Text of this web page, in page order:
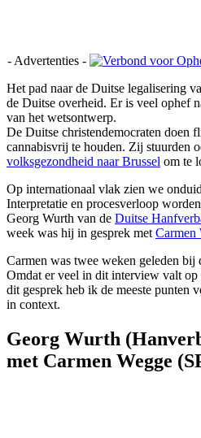
- Advertenties -
Het pad naar de Duitse legalisering
de Duitse overheid. Er is veel ophef
van het wetsontwerp.
De Duitse christendemocraten doen
cannabisvrij te houden. Zij stuurden
volksgezondheid naar Brussel om te
Op internationaal vlak zien we
Interpretatie en procesverloop
Georg Wurth van de Duitse
week was hij in gesprek met Carmen
Carmen was twee weken geleden bij
Omdat er veel in dit interview valt
dit gesprek heb ik de meeste punten
in context.
Georg Wurth
met Carmen Wegge